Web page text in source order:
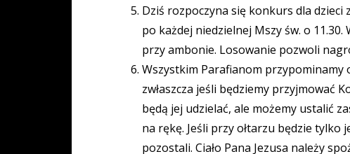
Dziś rozpoczyna się konkurs dla dzieci
po każdej niedzielnej Mszy św. o
przy ambonie. Losowanie pozwoli
Wszystkim Parafianom przypominamy
zwłaszcza jeśli będziemy przyjmować
będą jej udzielać, ale możemy ustalić
na rękę. Jeśli przy ołtarzu będzie tylko
pozostali. Ciało Pana Jezusa należy